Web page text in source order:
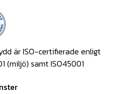
är ISO-certifierade enligt
(miljö) samt ISO45001